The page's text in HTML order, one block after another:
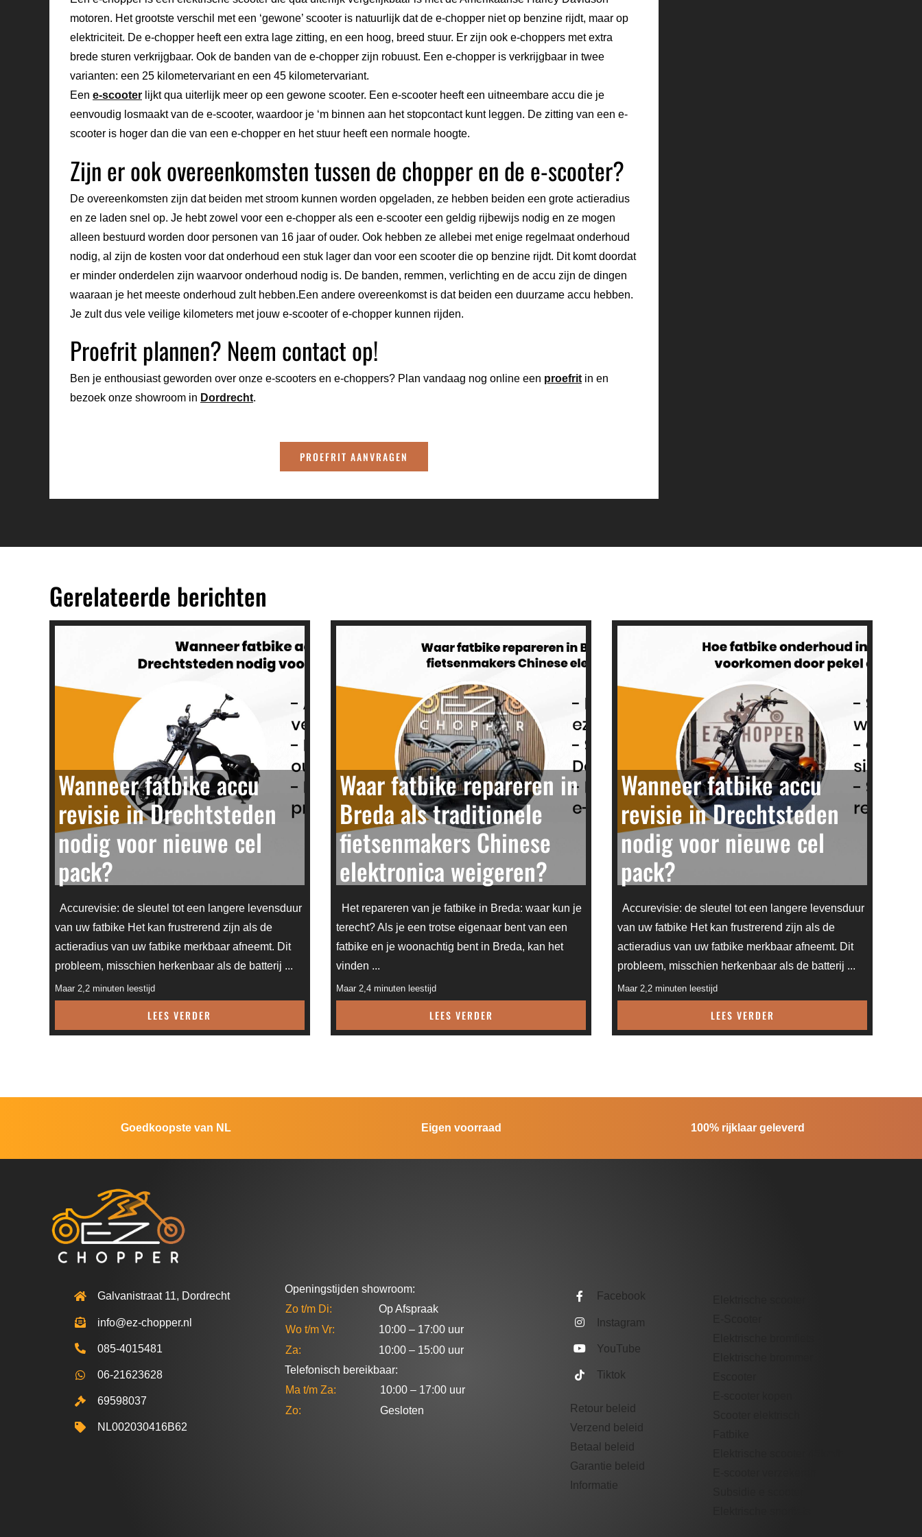
motoren. Het grootste verschil met een ‘gewone’ scooter is natuurlijk dat de e-chopper niet op benzine rijdt, maar op
elektriciteit. De e-chopper heeft een extra lage zitting, en een hoog, breed stuur. Er zijn ook e-choppers met extra
brede sturen verkrijgbaar. Ook de banden van de e-chopper zijn robuust. Een e-chopper is verkrijgbaar in twee
varianten: een 25 kilometervariant en een 45 kilometervariant.
Een e-scooterlijkt qua uiterlijk meer op een gewone scooter. Een e-scooter heeft een uitneembare accu die je
eenvoudig losmaakt van de e-scooter, waardoor je ‘m binnen aan het stopcontact kunt leggen. De zitting van een e-
scooter is hoger dan die van een e-chopper en het stuur heeft een normale hoogte.
Zijn er ook overeenkomsten tussen de chopper en de e-scooter?
De overeenkomsten zijn dat beiden met stroom kunnen worden opgeladen, ze hebben beiden een grote actieradius
en ze laden snel op. Je hebt zowel voor een e-chopper als een e-scooter een geldig rijbewijs nodig en ze mogen
alleen bestuurd worden door personen van 16 jaar of ouder. Ook hebben ze allebei met enige regelmaat onderhoud
nodig, al zijn de kosten voor dat onderhoud een stuk lager dan voor een scooter die op benzine rijdt. Dit komt doordat
er minder onderdelen zijn waarvoor onderhoud nodig is. De banden, remmen, verlichting en de accu zijn de dingen
waaraan je het meeste onderhoud zult hebben.Een andere overeenkomst is dat beiden een duurzame accu hebben.
Je zult dus vele veilige kilometers met jouw e-scooter of e-chopper kunnen rijden.
Proefrit plannen? Neem contact op!
Ben je enthousiast geworden over onze e-scooters en e-choppers? Plan vandaag nog online een proefritin en
bezoek onze showroom in Dordrecht.
PROEFRIT AANVRAGEN
Gerelateerde berichten
Wanneer fatbike accu
revisie in Drechtsteden
nodig voor nieuwe cel
pack?
Accurevisie: de sleutel tot een langere levensduur
van uw fatbike Het kan frustrerend zijn als de
actieradius van uw fatbike merkbaar afneemt. Dit
probleem, misschien herkenbaar als de batterij ...
Maar 2,2 minuten leestijd
LEES VERDER
Waar fatbike repareren in
Breda als traditionele
fietsenmakers Chinese
elektronica weigeren?
Het repareren van je fatbike in Breda: waar kun je
terecht? Als je een trotse eigenaar bent van een
fatbike en je woonachtig bent in Breda, kan het
vinden ...
Maar 2,4 minuten leestijd
LEES VERDER
Wanneer fatbike accu
revisie in Drechtsteden
nodig voor nieuwe cel
pack?
Accurevisie: de sleutel tot een langere levensduur
van uw fatbike Het kan frustrerend zijn als de
actieradius van uw fatbike merkbaar afneemt. Dit
probleem, misschien herkenbaar als de batterij ...
Maar 2,2 minuten leestijd
LEES VERDER
Goedkoopste van NL Eigen voorraad 100% rijklaar geleverd
Galvanistraat 11, Dordrecht
info@ez-chopper.nl
085-4015481
06-21623628
69598037
NL002030416B62
Openingstijden showroom:
Zo t/m Di:
Op Afspraak
Wo t/m Vr:
10:00 – 17:00 uur
Za:
10:00 – 15:00 uur
Telefonisch bereikbaar:
Ma t/m Za:
10:00 – 17:00 uur
Zo:
Gesloten
Facebook
Instagram
YouTube
Tiktok
Retour beleid
Verzend beleid
Betaal beleid
Garantie beleid​
Informatie